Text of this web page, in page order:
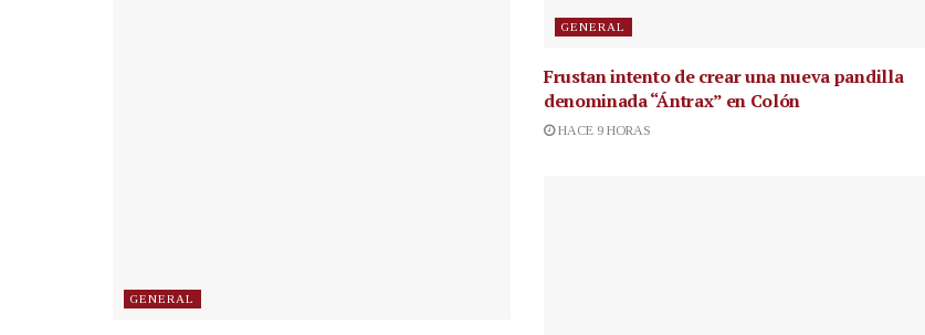
GENERAL
GENERAL
Frustan intento de crear una nueva pandilla
denominada “Ántrax” en Colón
HACE 9 HORAS